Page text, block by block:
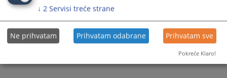
↓ 2 Servisi treće strane
Ne prihvatam Prihvatam odabrane Prihvatam sve
Pokreće Klaro!